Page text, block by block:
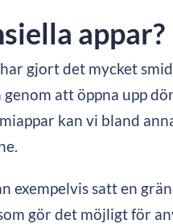
appar?
gjort det mycket
att öppna upp
kan vi bland
exempelvis satt en
gör det möjligt för